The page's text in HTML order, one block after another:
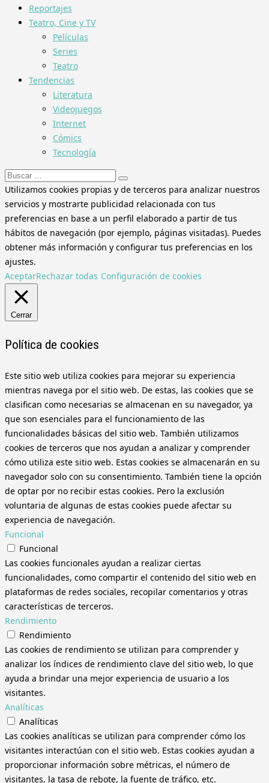
Reportajes
Teatro, Cine y TV
Películas
Series
Teatro
Tendencias
Literatura
Videojuegos
Internet
Cómics
Tecnología
Buscar:
Utilizamos cookies propias y de terceros para analizar nuestros
servicios y mostrarte publicidad relacionada con tus
preferencias en base a un perfil elaborado a partir de tus
hábitos de navegación (por ejemplo, páginas visitadas). Puedes
obtener más información y configurar tus preferencias en los
ajustes.
AceptarRechazar todas Configuración de cookies
Cerrar
Política de cookies
Este sitio web utiliza cookies para mejorar su experiencia
mientras navega por el sitio web. De estas, las cookies que se
clasifican como necesarias se almacenan en su navegador, ya
que son esenciales para el funcionamiento de las
funcionalidades básicas del sitio web. También utilizamos
cookies de terceros que nos ayudan a analizar y comprender
cómo utiliza este sitio web. Estas cookies se almacenarán en su
navegador solo con su consentimiento. También tiene la opción
de optar por no recibir estas cookies. Pero la exclusión
voluntaria de algunas de estas cookies puede afectar su
experiencia de navegación.
Funcional
Funcional
Las cookies funcionales ayudan a realizar ciertas
funcionalidades, como compartir el contenido del sitio web en
plataformas de redes sociales, recopilar comentarios y otras
características de terceros.
Rendimiento
Rendimiento
Las cookies de rendimiento se utilizan para comprender y
analizar los índices de rendimiento clave del sitio web, lo que
ayuda a brindar una mejor experiencia de usuario a los
visitantes.
Analíticas
Analíticas
Las cookies analíticas se utilizan para comprender cómo los
visitantes interactúan con el sitio web. Estas cookies ayudan a
proporcionar información sobre métricas, el número de
visitantes, la tasa de rebote, la fuente de tráfico, etc.